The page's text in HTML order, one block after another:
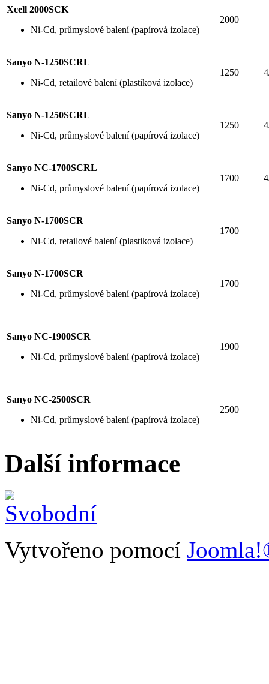
Xcell 2000SCK
Ni-Cd, průmyslové balení (papírová izolace)
2000
Sanyo N-1250SCRL
Ni-Cd, retailové balení (plastiková izolace)
1250
Sanyo N-1250SCRL
Ni-Cd, průmyslové balení (papírová izolace)
1250
Sanyo NC-1700SCRL
Ni-Cd, průmyslové balení (papírová izolace)
1700
Sanyo N-1700SCR
Ni-Cd, retailové balení (plastiková izolace)
1700
Sanyo N-1700SCR
Ni-Cd, průmyslové balení (papírová izolace)
1700
Sanyo NC-1900SCR
Ni-Cd, průmyslové balení (papírová izolace)
1900
Sanyo NC-2500SCR
Ni-Cd, průmyslové balení (papírová izolace)
2500
Další informace
Vytvořeno pomocí